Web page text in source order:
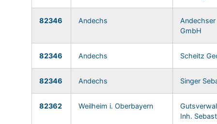
82346 Andechs
GmbH
82346 Andechs Scheitz
82346 Andechs Singer
82362 Weilheim i. Oberbayern
Inh.